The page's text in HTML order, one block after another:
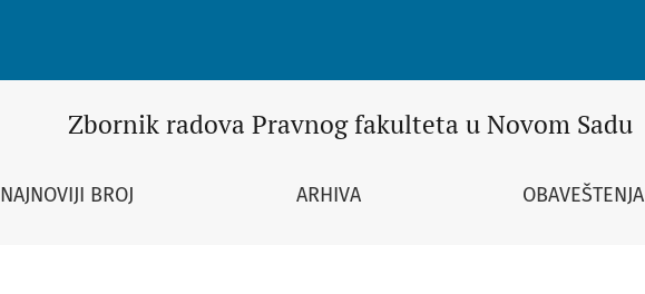
Zbornik radova Pravnog fakulteta u Novom Sadu
NAJNOVIJI BROJ ARHIVA OBAVEŠTENJA